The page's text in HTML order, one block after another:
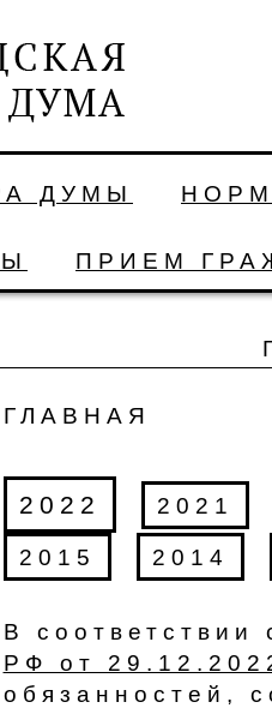
ДУМЫ
ПРИЕМ
ГЛАВНАЯ
2022 2021
2015 2014
​В соответствии
РФ от
обязанностей,